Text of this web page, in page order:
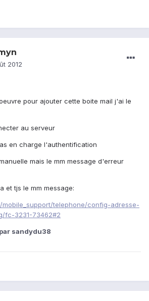
2012
pour ajouter cette boite mail j'ai le
au serveur
en charge l'authentification
mais le mm message d'erreur
et tjs le mm message:
telephone/config-adresse-
fc-3231-73462#2
par sandydu38